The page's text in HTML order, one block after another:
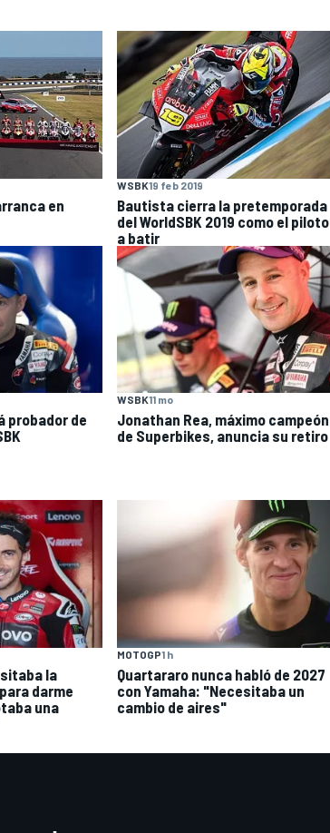
en
WSBK19 feb 2019
Bautista cierra la pretemporada
del WorldSBK 2019 como el piloto
a batir
probador de
WSBK11 mo
Jonathan Rea, máximo campeón
de Superbikes, anuncia su retiro
la
darme
una
MOTOGP1 h
Quartararo nunca habló de 2027
con Yamaha: "Necesitaba un
cambio de aires"